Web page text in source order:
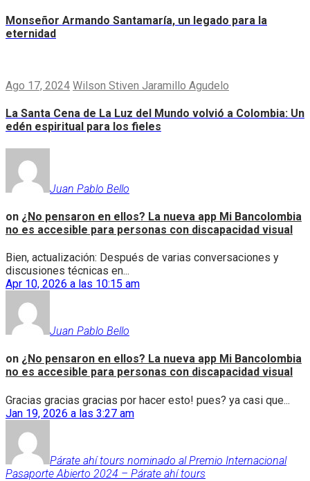
Monseñor Armando Santamaría, un legado para la
eternidad
Ago 17, 2024 Wilson Stiven Jaramillo Agudelo
La Santa Cena de La Luz del Mundo volvió a Colombia: Un
edén espiritual para los fieles
Juan Pablo Bello
on ¿No pensaron en ellos? La nueva app Mi Bancolombia
no es accesible para personas con discapacidad visual
Bien, actualización: Después de varias conversaciones y
discusiones técnicas en...
Apr 10, 2026 a las 10:15 am
Juan Pablo Bello
on ¿No pensaron en ellos? La nueva app Mi Bancolombia
no es accesible para personas con discapacidad visual
Gracias gracias gracias por hacer esto! pues? ya casi que...
Jan 19, 2026 a las 3:27 am
Párate ahí tours nominado al Premio Internacional
Pasaporte Abierto 2024 – Párate ahí tours